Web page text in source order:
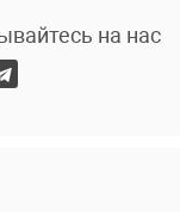
на нас